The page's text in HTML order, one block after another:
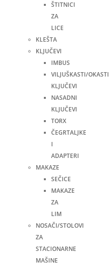
ŠTITNICI
ZA
LICE
KLEŠTA
KLJUČEVI
IMBUS
VILJUŠKASTI/OKASTI
KLJUČEVI
NASADNI
KLJUČEVI
TORX
ČEGRTALJKE
I
ADAPTERI
MAKAZE
SEČICE
MAKAZE
ZA
LIM
NOSAČI/STOLOVI
ZA
STACIONARNE
MAŠINE